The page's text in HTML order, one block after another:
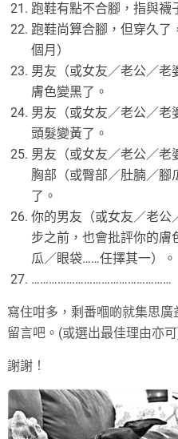
跑鞋有點不合腳，指與襪
跑鞋尚算合腳，但穿久了
個月）
男友（或女友／老公／
膚色變黑了。
男友（或女友／老公／
頭髮變黃了。
男友（或女友／老公／
胸部（或臀部／肚腩／
了。
你的男友（或女友／老
步之前，也會批評你的膚
瓜／眼袋……任擇其一）。
…………………………………………
寫住咁多，剩番嗰啲就集思
留言吧。(或選出最佳理由亦
謝謝！